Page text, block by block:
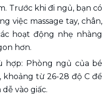
Trước khi đi ngủ, bạn có
việc massage tay, chân,
hoạt động nhẹ nhàng
hơn.
Phòng ngủ của bé
từ 26-28 độ C để
vào giấc.